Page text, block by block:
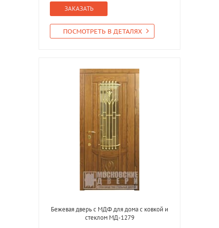
ЗАКАЗАТЬ
ПОСМОТРЕТЬ В ДЕТАЛЯХ
Бежевая дверь с МДФ для дома с ковкой и
стеклом МД-1279